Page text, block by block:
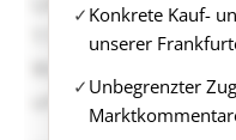
Konkrete Kauf-
unserer
Unbegrenzter